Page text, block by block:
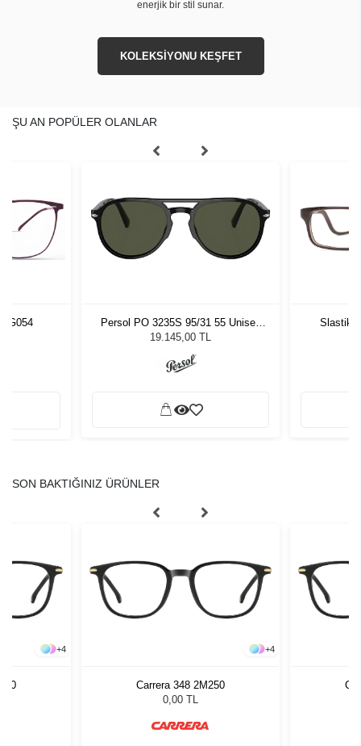
enerjik bir stil sunar.
KOLEKSİYONU KEŞFET
ŞU AN POPÜLER OLANLAR
Persol PO 3235S 95/31 55 Unisex
Güneş Gözlüğü
19.145,00 TL
Slastik
SON BAKTIĞINIZ ÜRÜNLER
+4 +4
Carrera 348 2M250
0,00 TL